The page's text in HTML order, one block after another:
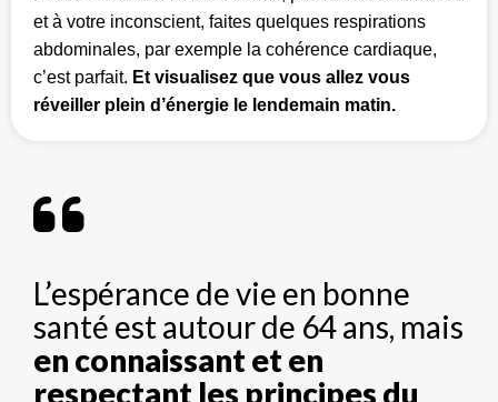
et à votre inconscient, faites quelques respirations
abdominales, par exemple la cohérence cardiaque,
c’est parfait. Et visualisez que vous allez vous
réveiller plein d’énergie le lendemain matin.
L’espérance de vie en bonne
santé est autour de 64 ans, mais
en connaissant et en
respectant les principes du